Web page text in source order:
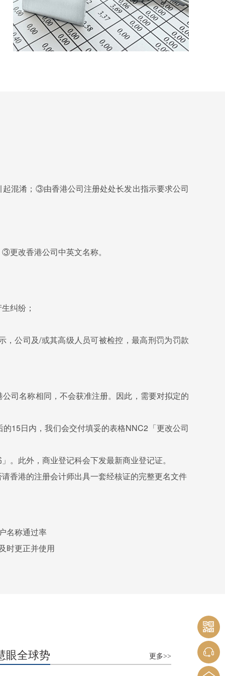
混淆；③由香港公司注册处处长发出指示要求公司
改香港公司中英文名称。
纠纷；
公司及/或其高级人员可被检控，最高刑罚为罚款
司名称相同，不会获准注册。因此，需要对拟定的
15日内，我们会交付填妥的表格NNC2「更改公司
此外，商业登记科会下发最新商业登记证。
香港的注册会计师出具一套经核证的完整更名文件
名称通过率
时更正并使用
更多>>
眼全球势